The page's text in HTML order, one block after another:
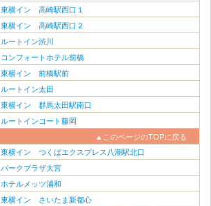
東横イン 高崎駅西口１
東横イン 高崎駅西口２
ルートイン渋川
コンフォートホテル前橋
東横イン 前橋駅前
ルートイン太田
東横イン 群馬太田駅南口
ルートインコート藤岡
▲このページのTOPに戻る
東横イン つくばエクスプレス八潮駅北口
パークプラザ大宮
ホテルメッツ浦和
東横イン さいたま新都心